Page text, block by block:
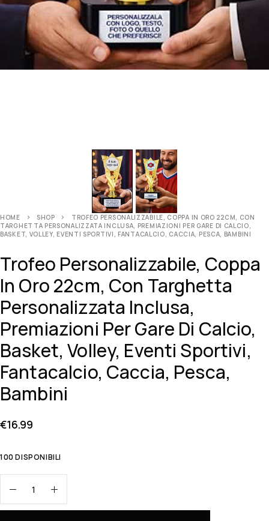
HOME SHOP
TROFEO PERSONALIZZABILE, COPPA IN ORO 22CM, CON
TARGHETTA PERSONALIZZATA INCLUSA, PREMIAZIONI PER GARE DI CALCIO,
BASKET, VOLLEY, EVENTI SPORTIVI, FANTACALCIO, CACCIA, PESCA, BAMBINI
Trofeo Personalizzabile, Coppa
In Oro 22cm, Con Targhetta
Personalizzata Inclusa,
Premiazioni Per Gare Di Calcio,
Basket, Volley, Eventi Sportivi,
Fantacalcio, Caccia, Pesca,
Bambini
€16.99
100 DISPONIBILI